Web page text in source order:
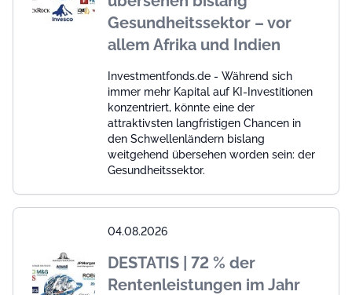
Gesundheitssektor – vor
allem Afrika und Indien
Investmentfonds.de - Während sich
immer mehr Kapital auf KI-Investitionen
konzentriert, könnte eine der
attraktivsten langfristigen Chancen in
den Schwellenländern bislang
weitgehend übersehen worden sein: der
Gesundheitssektor.
04.08.2026
DESTATIS | 72 % der
Rentenleistungen im Jahr